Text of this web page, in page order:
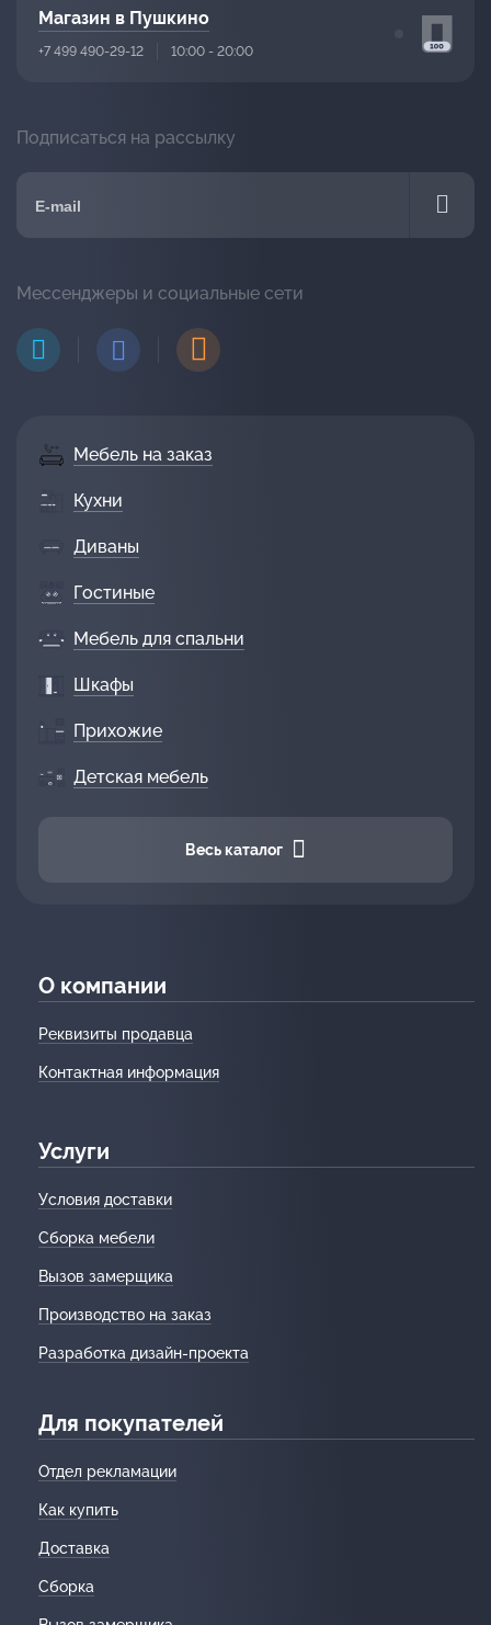
Мебель на заказ
Кухни
Диваны
Гостиные
Мебель для спальни
Шкафы
Прихожие
Детская мебель
Весь каталог
О компании
Реквизиты продавца
Контактная информация
Услуги
Условия доставки
Сборка мебели
Вызов замерщика
Производство на заказ
Разработка дизайн-проекта
Для покупателей
Отдел рекламации
Как купить
Доставка
Сборка
Магазин в Пушкино
+7 499 490-29-12 10:00 - 20:00
Подписаться на рассылку
Мессенджеры и социальные сети